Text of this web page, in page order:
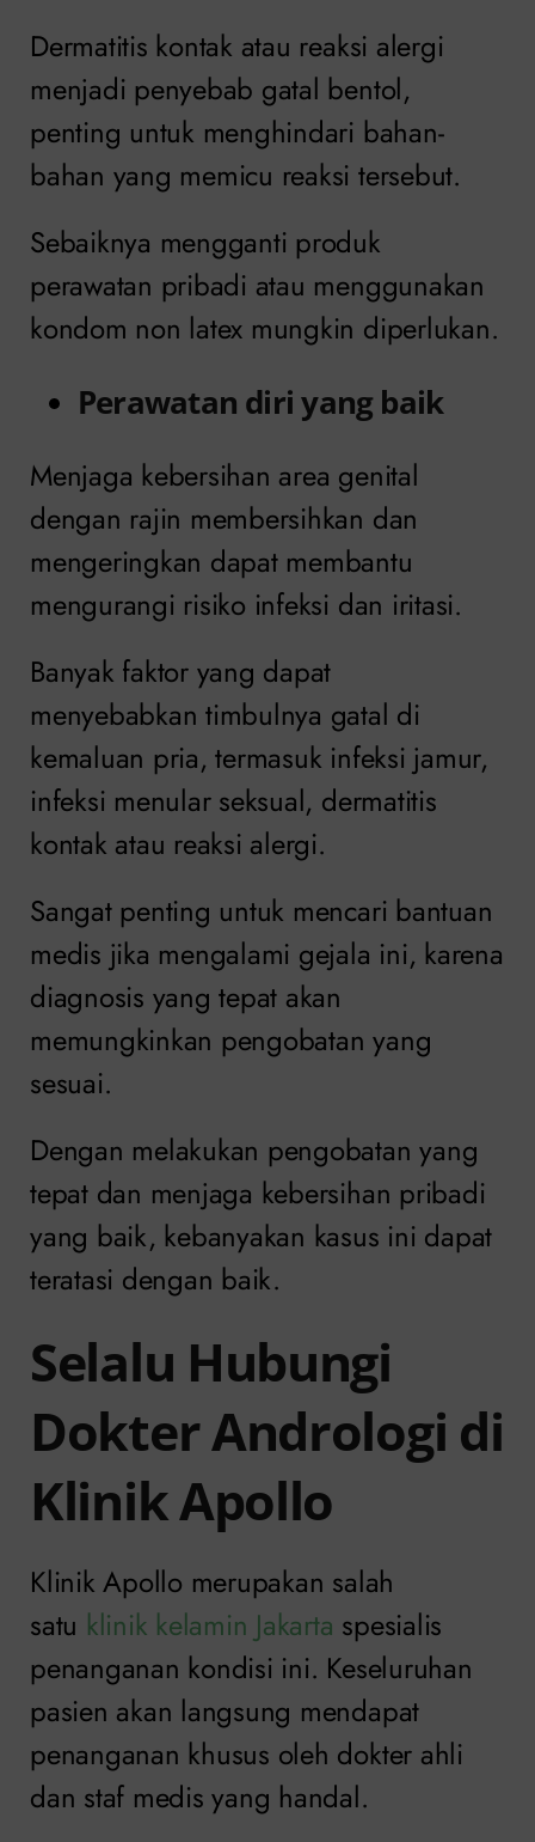
Dermatitis kontak atau reaksi alergi
menjadi penyebab gatal bentol,
penting untuk menghindari bahan-
bahan yang memicu reaksi tersebut.
Sebaiknya mengganti produk
perawatan pribadi atau menggunakan
kondom non latex mungkin diperlukan.
Perawatan diri yang baik
Menjaga kebersihan area genital
dengan rajin membersihkan dan
mengeringkan dapat membantu
mengurangi risiko infeksi dan iritasi.
Banyak faktor yang dapat
menyebabkan timbulnya gatal di
kemaluan pria, termasuk infeksi jamur,
infeksi menular seksual, dermatitis
kontak atau reaksi alergi.
Sangat penting untuk mencari bantuan
medis jika mengalami gejala ini, karena
diagnosis yang tepat akan
memungkinkan pengobatan yang
sesuai.
Dengan melakukan pengobatan yang
tepat dan menjaga kebersihan pribadi
yang baik, kebanyakan kasus ini dapat
teratasi dengan baik.
Selalu Hubungi
Dokter Andrologi di
Klinik Apollo
Klinik Apollo merupakan salah
satu klinik kelamin Jakarta spesialis
penanganan kondisi ini. Keseluruhan
pasien akan langsung mendapat
penanganan khusus oleh dokter ahli
dan staf medis yang handal.